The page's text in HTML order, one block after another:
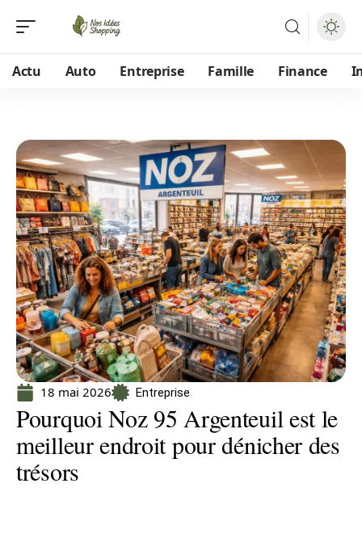
Actu Auto Entreprise Famille Finance
18 mai 2026 Entreprise
Pourquoi Noz 95 Argenteuil est le
meilleur endroit pour dénicher des
trésors